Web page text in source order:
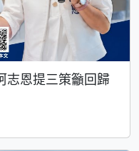
志恩提三策籲回歸